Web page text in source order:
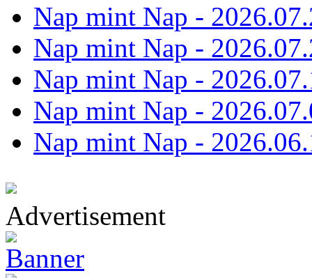
Nap mint Nap -
Nap mint Nap -
Nap mint Nap -
Nap mint Nap -
Nap mint Nap -
Advertisement